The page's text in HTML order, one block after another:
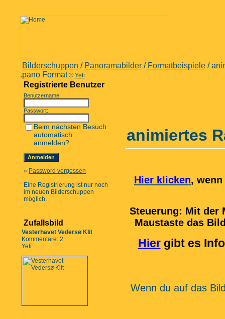
Bilderschuppen / Panoramabilder/ Formatbeispiele/
.pano Format© Yeti
Registrierte Benutzer
Benutzername:
Passwort:
Beim nächsten Besuch
automatisch
anmelden?
» Password vergessen
Eine Registrierung ist nur noch
im neuen Bilderschuppen
möglich.
Zufallsbild
Vesterhavet Vedersø Klit
Kommentare: 2
Yeti
animiertes
Hier klicken,
Steuerung: Mit der
Maustaste das
Hiergibt es
Wenn du auf das